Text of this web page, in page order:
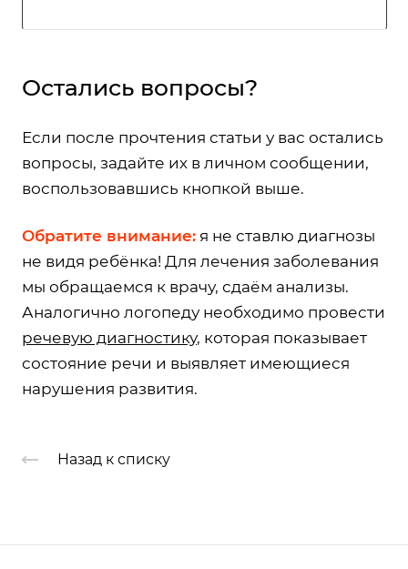
Остались вопросы?
Если после прочтения статьи у вас остались
вопросы, задайте их в личном сообщении,
воспользовавшись кнопкой выше.
Обратите внимание: я не ставлю диагнозы
не видя ребёнка! Для лечения заболевания
мы обращаемся к врачу, сдаём анализы.
Аналогично логопеду необходимо провести
речевую диагностику, которая показывает
состояние речи и выявляет имеющиеся
нарушения развития.
Назад к списку